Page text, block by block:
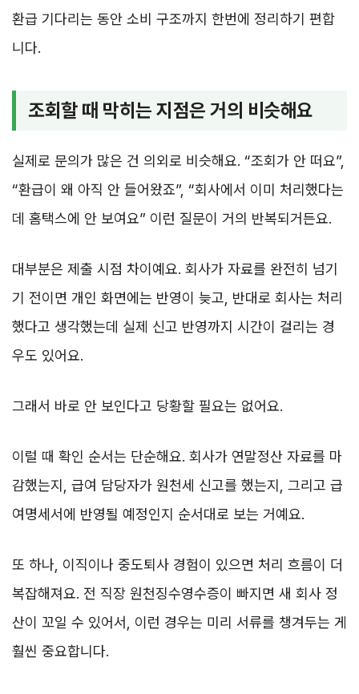
환급 기다리는 동안 소비 구조까지 한번에 정리하기 편합
니다.
조회할 때 막히는 지점은 거의 비슷해요
실제로 문의가 많은 건 의외로 비슷해요. “조회가 안 떠요”,
“환급이 왜 아직 안 들어왔죠”, “회사에서 이미 처리했다는
데 홈택스에 안 보여요” 이런 질문이 거의 반복되거든요.
대부분은 제출 시점 차이예요. 회사가 자료를 완전히 넘기
기 전이면 개인 화면에는 반영이 늦고, 반대로 회사는 처리
했다고 생각했는데 실제 신고 반영까지 시간이 걸리는 경
우도 있어요.
그래서 바로 안 보인다고 당황할 필요는 없어요.
이럴 때 확인 순서는 단순해요. 회사가 연말정산 자료를 마
감했는지, 급여 담당자가 원천세 신고를 했는지, 그리고 급
여명세서에 반영될 예정인지 순서대로 보는 거예요.
또 하나, 이직이나 중도퇴사 경험이 있으면 처리 흐름이 더
복잡해져요. 전 직장 원천징수영수증이 빠지면 새 회사 정
산이 꼬일 수 있어서, 이런 경우는 미리 서류를 챙겨두는 게
훨씬 중요합니다.